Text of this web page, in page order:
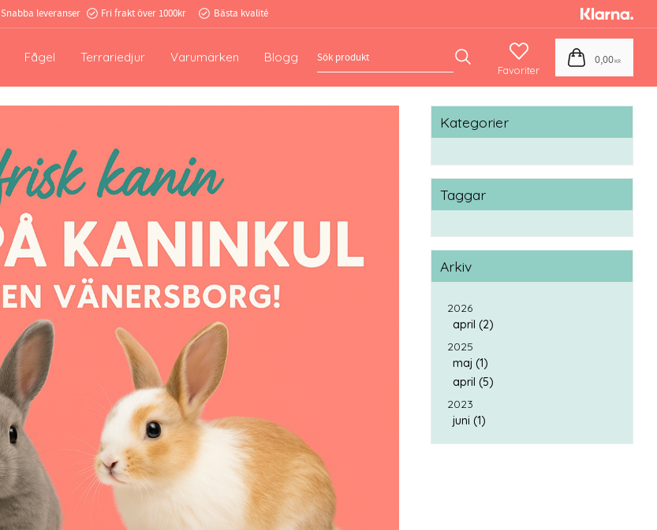
Snabba leveranser Fri frakt över 1000kr Bästa kvalité
Fågel Terrariedjur Varumärken Blogg FavoriterKundvagn
0,00KR
Kategorier
Taggar
Arkiv
2026
april (2)
2025
maj (1)
april (5)
2023
juni (1)